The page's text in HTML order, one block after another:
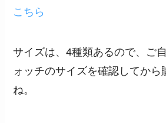
こちら
サイズは、4種類あるので、ご
ォッチのサイズを確認してから
ね。